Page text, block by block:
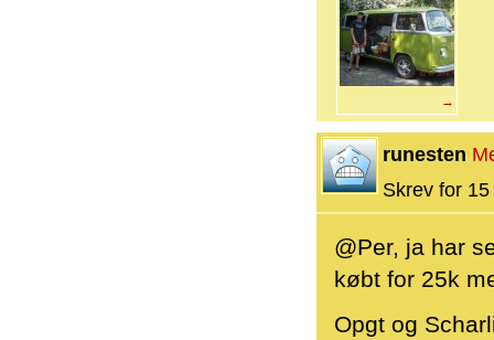
→
runesten
Skrev for
@Per, ja har
købt for 25k
Opgt og